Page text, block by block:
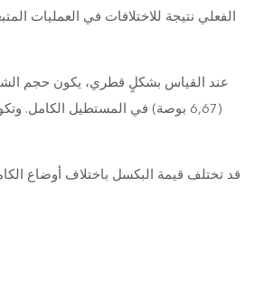
الفعلي نتيجة للاختلافات في العمليات
(6,67 بوصة) في المستطيل الكامل.